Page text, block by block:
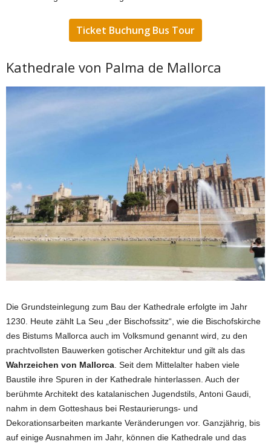
Ticket Buchung Bus Tour
Kathedrale von Palma de Mallorca
Die Grundsteinlegung zum Bau der Kathedrale erfolgte im Jahr
1230. Heute zählt La Seu „der Bischofssitz“, wie die Bischofskirche
des Bistums Mallorca auch im Volksmund genannt wird, zu den
prachtvollsten Bauwerken gotischer Architektur und gilt als das
Wahrzeichen von Mallorca . Seit dem Mittelalter haben viele
Baustile ihre Spuren in der Kathedrale hinterlassen. Auch der
berühmte Architekt des katalanischen Jugendstils, Antoni Gaudi,
nahm in dem Gotteshaus bei Restaurierungs- und
Dekorationsarbeiten markante Veränderungen vor. Ganzjährig, bis
auf einige Ausnahmen im Jahr, können die Kathedrale und das